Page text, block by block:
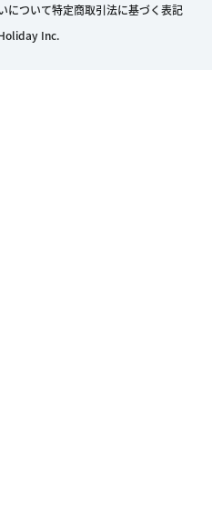
について特定商取引法に基づく表記
Inc.